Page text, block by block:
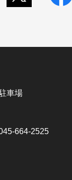
車場
664-2525